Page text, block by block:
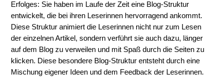
Erfolges: Sie haben im Laufe der Zeit eine Blog-Struktur
entwickelt, die bei ihren Leserinnen hervorragend ankommt.
Diese Struktur animiert die Leserinnen nicht nur zum Lesen
der einzelnen Artikel, sondern verführt sie auch dazu, länger
auf dem Blog zu verweilen und mit Spaß durch die Seiten zu
klicken. Diese besondere Blog-Struktur entsteht durch eine
Mischung eigener Ideen und dem Feedback der Leserinnen.